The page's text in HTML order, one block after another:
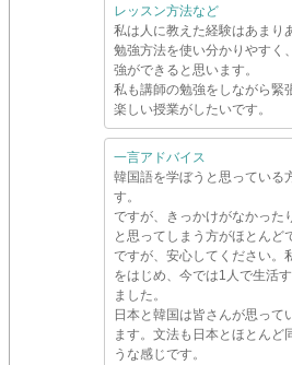
レッスン方法など
私は人に教えた経験はあまり
勉強方法を使い分かりやすく
強ができると思います。
私も講師の勉強をしながら緊
楽しい授業がしたいです。
一言アドバイス
韓国語を学ぼうと思っている
す。
ですが、きっかけがなかった
と思ってしまう方がほとんど
ですが、安心してください。
をはじめ、今では1人で生活
ました。
日本と韓国は皆さんが思って
ます。文法も日本とほとんど
うな感じです。